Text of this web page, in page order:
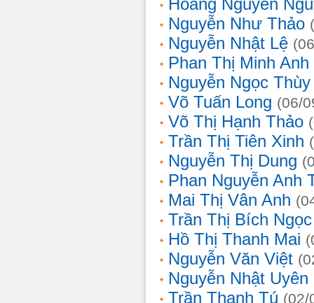
Hoàng Nguyễn
Nguyễn Như Thảo
Nguyễn Nhật Lệ
Phan Thị Minh Anh
Nguyễn Ngọc
Võ Tuấn Long (06/
Võ Thị Hạnh Thảo
Trần Thị Tiên Xinh
Nguyễn Thị Dung
Phan Nguyễn Anh
Mai Thị Vân Anh
Trần Thị Bích Ngọc
Hồ Thị Thanh Mai
Nguyễn Văn Việt
Nguyễn Nhật Uyên
Trần Thanh Tú (02/